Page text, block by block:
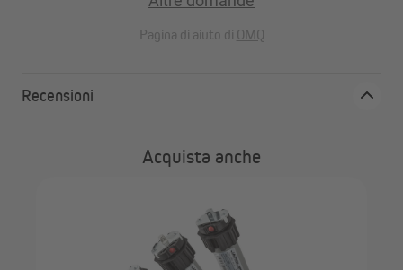
Pagina di aiuto di OMQ
Recensioni
Acquista anche